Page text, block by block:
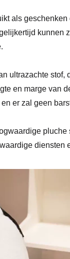
als
ultrazachte
en marge van
er zal geen